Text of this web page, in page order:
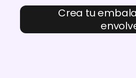
Crea tu